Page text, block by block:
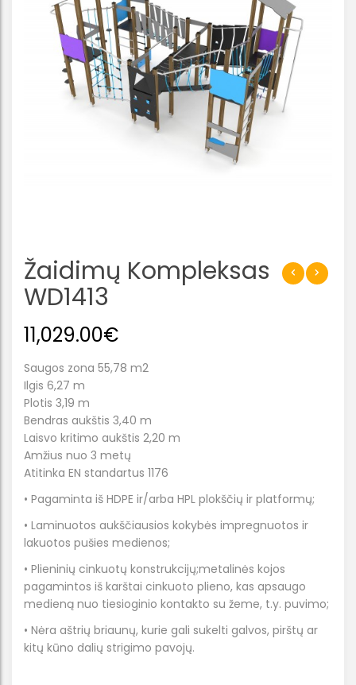
Žaidimų Kompleksas
WD1413
11,029.00€
Saugos zona 55,78 m2
Ilgis 6,27 m
Plotis 3,19 m
Bendras aukštis 3,40 m
Laisvo kritimo aukštis 2,20 m
Amžius nuo 3 metų
Atitinka EN standartus 1176
• Pagaminta iš HDPE ir/arba HPL plokščių ir platformų;
• Laminuotos aukščiausios kokybės impregnuotos ir
lakuotos pušies medienos;
• Plieninių cinkuotų konstrukcijų;metalinės kojos
pagamintos iš karštai cinkuoto plieno, kas apsaugo
medieną nuo tiesioginio kontakto su žeme, t.y. puvimo;
• Nėra aštrių briaunų, kurie gali sukelti galvos, pirštų ar
kitų kūno dalių strigimo pavojų.